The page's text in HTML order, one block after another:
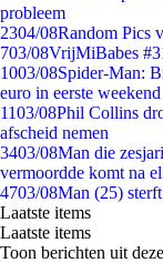
probleem
2304/08Random Pics
703/08VrijMiBabes
1003/08Spider-Man:
euro in eerste weekend
1103/08Phil Collins
afscheid nemen
3403/08Man die
vermoordde komt na
4703/08Man (25)
Laatste items
Laatste items
Toon berichten uit